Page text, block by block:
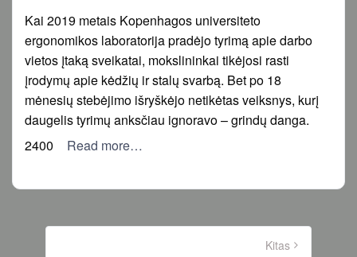
Kai 2019 metais Kopenhagos universiteto
ergonomikos laboratorija pradėjo tyrimą apie darbo
vietos įtaką sveikatai, mokslininkai tikėjosi rasti
įrodymų apie kėdžių ir stalų svarbą. Bet po 18
mėnesių stebėjimo išryškėjo netikėtas veiksnys, kurį
daugelis tyrimų anksčiau ignoravo – grindų danga.
2400
Read more…
Įrašų
Kitas